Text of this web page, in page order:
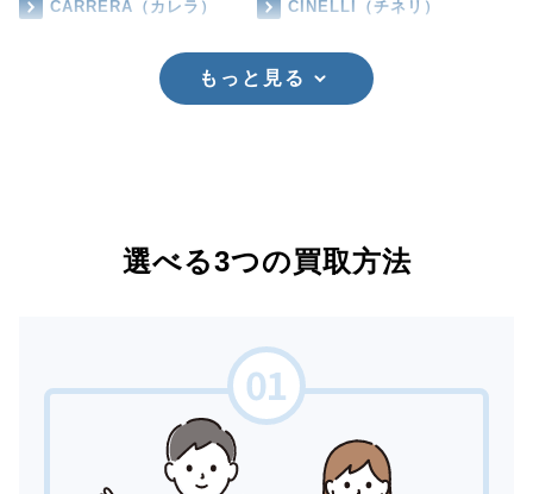
CARRERA（カレラ） CINELLI（チネリ）
もっと見る
選べる3つの買取方法